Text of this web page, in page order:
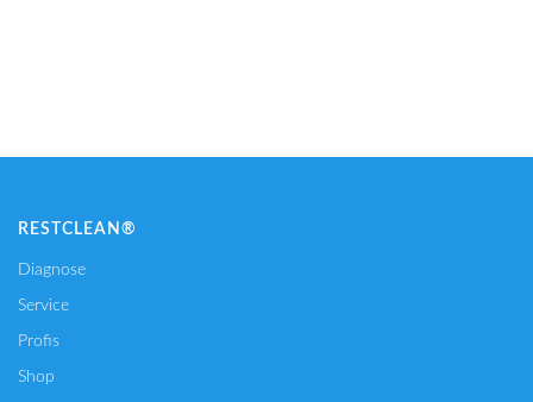
RESTCLEAN®
Diagnose
Service
Profis
Shop